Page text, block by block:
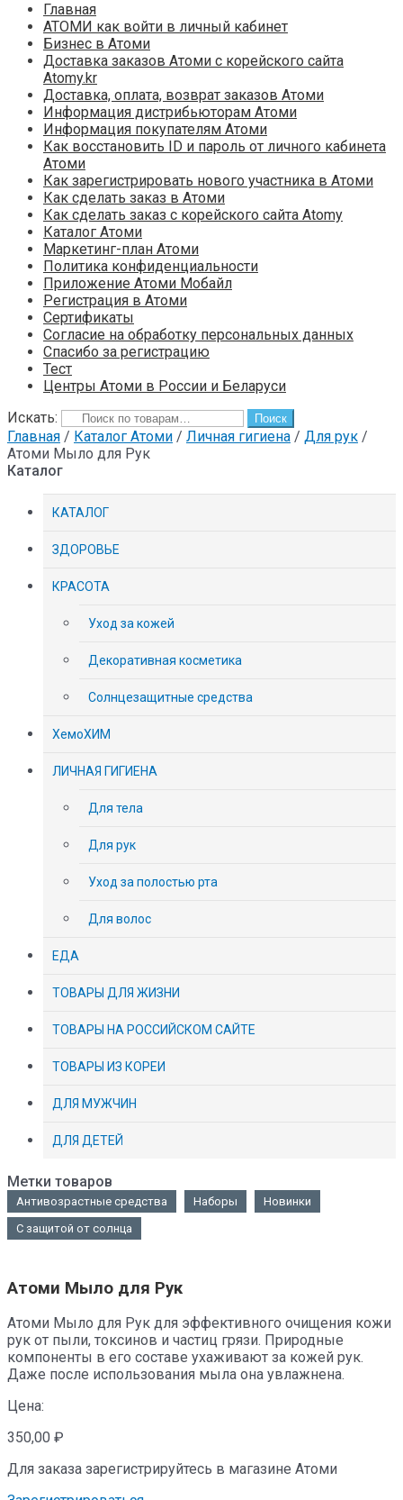
Главная
АТОМИ как войти в личный кабинет
Бизнес в Атоми
Доставка заказов Атоми с корейского сайта
Atomy.kr
Доставка, оплата, возврат заказов Атоми
Информация дистрибьюторам Атоми
Информация покупателям Атоми
Как восстановить ID и пароль от личного кабинета
Атоми
Как зарегистрировать нового участника в Атоми
Как сделать заказ в Атоми
Как сделать заказ с корейского сайта Atomy
Каталог Атоми
Маркетинг-план Атоми
Политика конфиденциальности
Приложение Атоми Мобайл
Регистрация в Атоми
Сертификаты
Согласие на обработку персональных данных
Спасибо за регистрацию
Тест
Центры Атоми в России и Беларуси
Искать:
Поиск
Главная / Каталог Атоми / Личная гигиена / Для рук /
Атоми Мыло для Рук
Каталог
КАТАЛОГ
ЗДОРОВЬЕ
КРАСОТА
Уход за кожей
Декоративная косметика
Солнцезащитные средства
ХемоХИМ
ЛИЧНАЯ ГИГИЕНА
Для тела
Для рук
Уход за полостью рта
Для волос
ЕДА
ТОВАРЫ ДЛЯ ЖИЗНИ
ТОВАРЫ НА РОССИЙСКОМ САЙТЕ
ТОВАРЫ ИЗ КОРЕИ
ДЛЯ МУЖЧИН
ДЛЯ ДЕТЕЙ
Метки товаров
Антивозрастные средства Наборы
Новинки
С защитой от солнца
Атоми Мыло для Рук
Атоми Мыло для Рук для эффективного очищения кожи
рук от пыли, токсинов и частиц грязи. Природные
компоненты в его составе ухаживают за кожей рук.
Даже после использования мыла она увлажнена.
Цена:
350,00 ₽
Для заказа зарегистрируйтесь в магазине Атоми